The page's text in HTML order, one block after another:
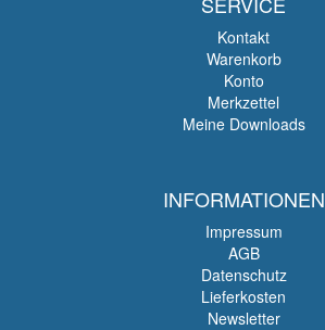
Kontakt
Warenkorb
Konto
Merkzettel
Meine Downloads
INFORMATIONEN
Impressum
AGB
Datenschutz
Lieferkosten
Newsletter